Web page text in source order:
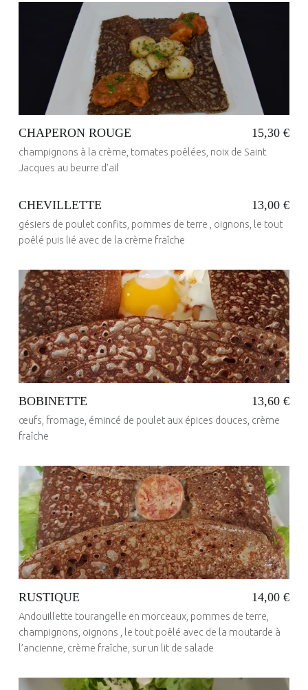
CHAPERON ROUGE 15,30 €
champignons à la crème, tomates poêlées, noix de Saint
Jacques au beurre d’ail
Posted on:
23 Mai 2017
Written by:
administrateur
CHEVILLETTE 13,00 €
gésiers de poulet confits, pommes de terre , oignons, le tout
poêlé puis lié avec de la crème fraîche
Posted on:
23 Mai 2017
Written by:
administrateur
BOBINETTE 13,60 €
œufs, fromage, émincé de poulet aux épices douces, crème
fraîche
Posted on:
23 Mai 2017
Written by:
administrateur
RUSTIQUE 14,00 €
Andouillette tourangelle en morceaux, pommes de terre,
champignons, oignons , le tout poêlé avec de la moutarde à
l’ancienne, crème fraîche, sur un lit de salade